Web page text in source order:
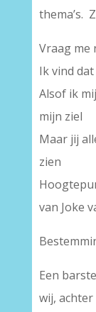
thema’s.
Vraag me
Ik vind
Alsof ik
mijn ziel
Maar jij
zien
van Joke
Een
wij,